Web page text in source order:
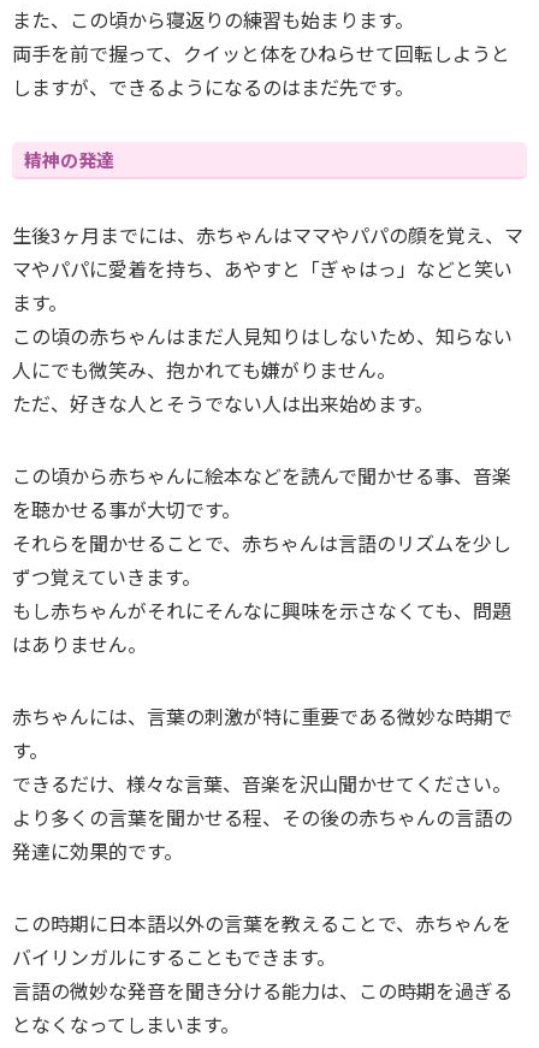
また、この頃から寝返りの練習も始まります。
両手を前で握って、クイッと体をひねらせて回転しようと
しますが、できるようになるのはまだ先です。
精神の発達
生後3ヶ月までには、赤ちゃんはママやパパの顔を覚え、マ
マやパパに愛着を持ち、あやすと「ぎゃはっ」などと笑い
ます。
この頃の赤ちゃんはまだ人見知りはしないため、知らない
人にでも微笑み、抱かれても嫌がりません。
ただ、好きな人とそうでない人は出来始めます。
この頃から赤ちゃんに絵本などを読んで聞かせる事、音楽
を聴かせる事が大切です。
それらを聞かせることで、赤ちゃんは言語のリズムを少し
ずつ覚えていきます。
もし赤ちゃんがそれにそんなに興味を示さなくても、問題
はありません。
赤ちゃんには、言葉の刺激が特に重要である微妙な時期で
す。
できるだけ、様々な言葉、音楽を沢山聞かせてください。
より多くの言葉を聞かせる程、その後の赤ちゃんの言語の
発達に効果的です。
この時期に日本語以外の言葉を教えることで、赤ちゃんを
バイリンガルにすることもできます。
言語の微妙な発音を聞き分ける能力は、この時期を過ぎる
となくなってしまいます。